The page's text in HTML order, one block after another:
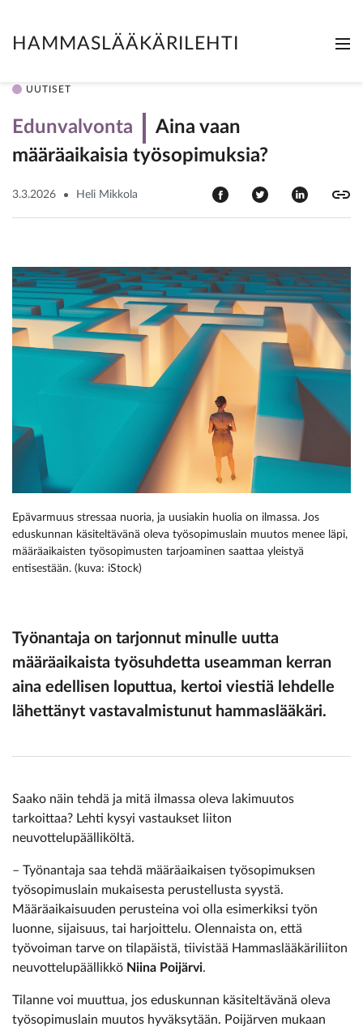
HAMMASLÄÄKÄRILEHTI
UUTISET
Edunvalvonta
Aina vaan
määräaikaisia työsopimuksia?
3.3.2026 Heli Mikkola
Epävarmuus stressaa nuoria, ja uusiakin huolia on ilmassa. Jos
eduskunnan käsiteltävänä oleva työsopimuslain muutos menee läpi,
määräaikaisten työsopimusten tarjoaminen saattaa yleistyä
entisestään. (kuva: iStock)
Työnantaja on tarjonnut minulle uutta
määräaikaista työsuhdetta useamman kerran
aina edellisen loputtua, kertoi viestiä lehdelle
lähettänyt vastavalmistunut hammaslääkäri.
Saako näin tehdä ja mitä ilmassa oleva lakimuutos
tarkoittaa? Lehti kysyi vastaukset liiton
neuvottelupäälliköltä.
– Työnantaja saa tehdä määräaikaisen työsopimuksen
työsopimuslain mukaisesta perustellusta syystä.
Määräaikaisuuden perusteina voi olla esimerkiksi työn
luonne, sijaisuus, tai harjoittelu. Olennaista on, että
työvoiman tarve on tilapäistä, tiivistää Hammaslääkäriliiton
neuvottelupäällikkö Niina Poijärvi.
Tilanne voi muuttua, jos eduskunnan käsiteltävänä oleva
työsopimuslain muutos hyväksytään. Poijärven mukaan